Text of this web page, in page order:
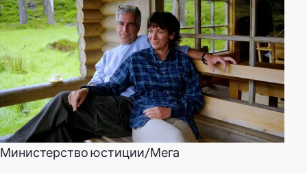
Министерство юстиции/Мега